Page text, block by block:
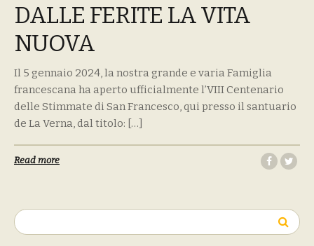
DALLE FERITE LA VITA
NUOVA
Il 5 gennaio 2024, la nostra grande e varia Famiglia
francescana ha aperto ufficialmente l’VIII Centenario
delle Stimmate di San Francesco, qui presso il santuario
de La Verna, dal titolo: […]
Read more
Ricerca
per: